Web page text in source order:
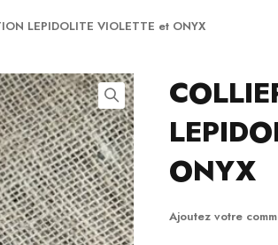
LEPIDOLITE VIOLETTE et ONYX
ONYX
Ajoutez votre